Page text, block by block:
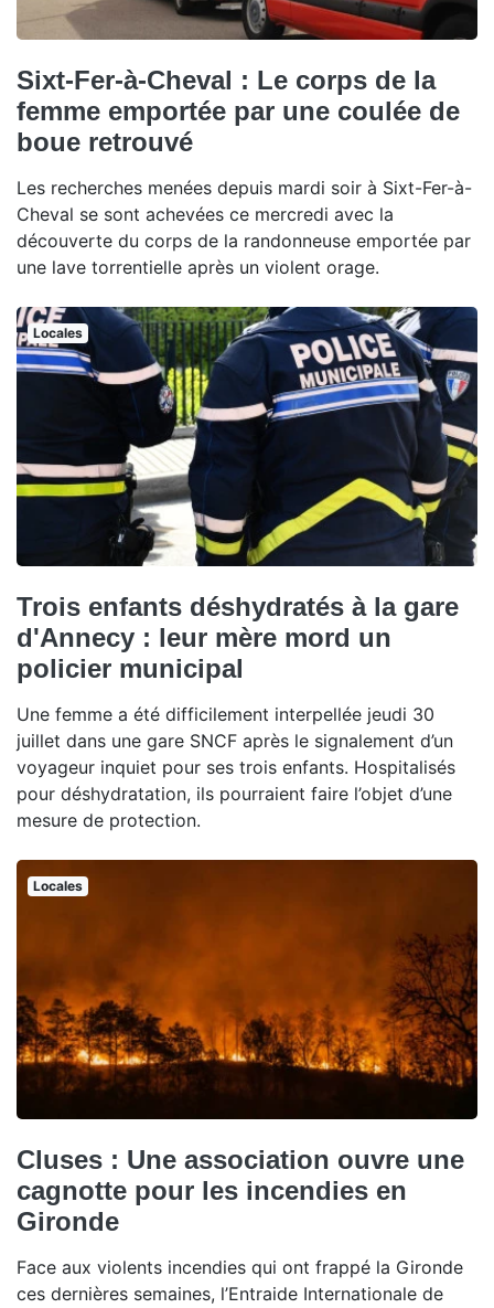
Sixt-Fer-à-Cheval : Le corps de la
femme emportée par une coulée de
boue retrouvé
Les recherches menées depuis mardi soir à Sixt-Fer-à-
Cheval se sont achevées ce mercredi avec la
découverte du corps de la randonneuse emportée par
une lave torrentielle après un violent orage.
Locales
Trois enfants déshydratés à la gare
d'Annecy : leur mère mord un
policier municipal
Une femme a été difficilement interpellée jeudi 30
juillet dans une gare SNCF après le signalement d’un
voyageur inquiet pour ses trois enfants. Hospitalisés
pour déshydratation, ils pourraient faire l’objet d’une
mesure de protection.
Locales
Cluses : Une association ouvre une
cagnotte pour les incendies en
Gironde
Face aux violents incendies qui ont frappé la Gironde
ces dernières semaines, l’Entraide Internationale de